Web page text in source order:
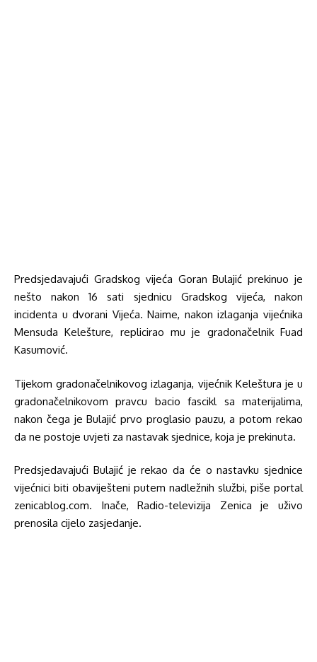
Predsjedavajući Gradskog vijeća Goran Bulajić prekinuo je
nešto nakon 16 sati sjednicu Gradskog vijeća, nakon
incidenta u dvorani Vijeća. Naime, nakon izlaganja vijećnika
Mensuda Kelešture, replicirao mu je gradonačelnik Fuad
Kasumović.
Tijekom gradonačelnikovog izlaganja, vijećnik Keleštura je u
gradonačelnikovom pravcu bacio fascikl sa materijalima,
nakon čega je Bulajić prvo proglasio pauzu, a potom rekao
da ne postoje uvjeti za nastavak sjednice, koja je prekinuta.
Predsjedavajući Bulajić je rekao da će o nastavku sjednice
vijećnici biti obaviješteni putem nadležnih službi, piše portal
zenicablog.com. Inače, Radio-televizija Zenica je uživo
prenosila cijelo zasjedanje.